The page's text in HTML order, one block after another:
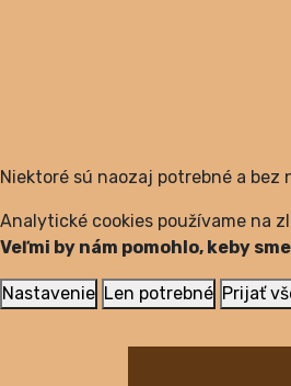
Niektoré sú naozaj potrebné a
Analytické cookies používame na
Veľmi by nám pomohlo, keby
Nastavenie Len potrebné Prijať